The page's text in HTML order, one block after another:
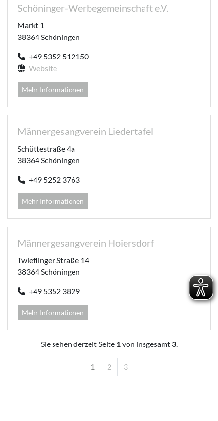
Schöninger-Werbegemeinschaft e.V.
Markt 1
38364 Schöningen
+49 5352 512150
Website
Mehr Informationen
Männergesangverein Liedertafel
Schüttestraße 4a
38364 Schöningen
+49 5252 3763
Mehr Informationen
Männergesangverein Hoiersdorf
Twieflinger Straße 14
38364 Schöningen
+49 5352 3829
Mehr Informationen
Sie sehen derzeit Seite 1von insgesamt 3.
1 2 3